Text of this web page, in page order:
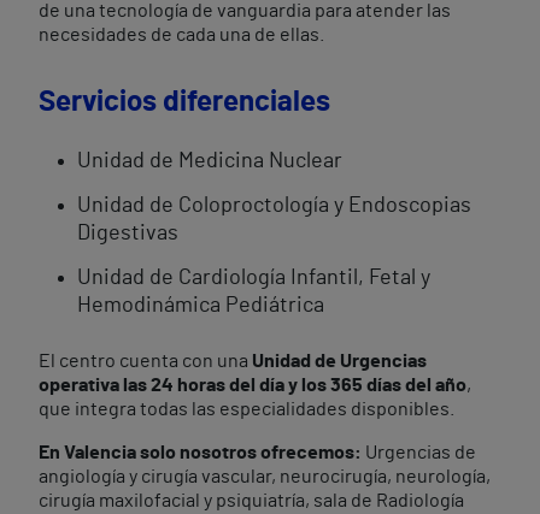
de una tecnología de vanguardia para atender las
necesidades de cada una de ellas.
Servicios diferenciales
Unidad de Medicina Nuclear
Unidad de Coloproctología y Endoscopias
Digestivas
Unidad de Cardiología Infantil, Fetal y
Hemodinámica Pediátrica
El centro cuenta con una Unidad de Urgencias
operativa las 24 horas del día y los 365 días del año,
que integra todas las especialidades disponibles.
En Valencia solo nosotros ofrecemos: Urgencias de
angiología y cirugía vascular, neurocirugía, neurología,
cirugía maxilofacial y psiquiatría, sala de Radiología